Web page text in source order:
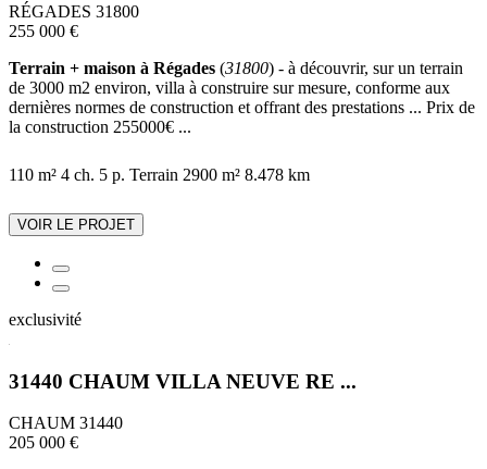
RÉGADES 31800
255 000 €
Terrain + maison à Régades (31800) - à découvrir, sur un terrain
de 3000 m2 environ, villa à construire sur mesure, conforme aux
dernières normes de construction et offrant des prestations ... Prix de
la construction 255000€ ...
110 m² 4 ch. 5 p. Terrain 2900 m² 8.478 km
VOIR LE PROJET
exclusivité
31440 CHAUM VILLA NEUVE RE ...
CHAUM 31440
205 000 €